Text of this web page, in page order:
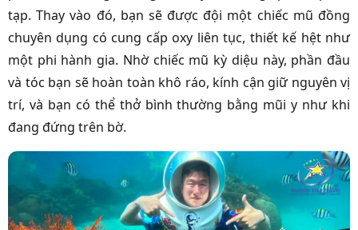
tạp. Thay vào đó, bạn sẽ được đội một chiếc mũ đồng
chuyên dụng có cung cấp oxy liên tục, thiết kế hệt như
một phi hành gia. Nhờ chiếc mũ kỳ diệu này, phần đầu
và tóc bạn sẽ hoàn toàn khô ráo, kính cận giữ nguyên vị
trí, và bạn có thể thở bình thường bằng mũi y như khi
đang đứng trên bờ.